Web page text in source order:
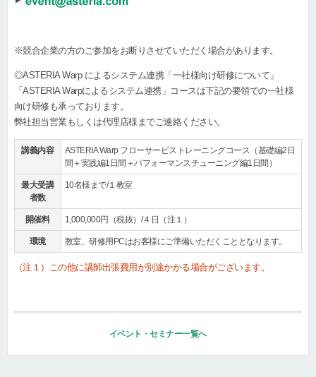
※競合企業の方のご参加をお断りさせていただく場合があります。
◎ASTERIA Warp によるシステム連携「一社様向け研修について」
「ASTERIA Warpによるシステム連携」コースは下記の要領での一社様
向け研修も承っております。
弊社担当営業もしくは代理店様までご連絡ください。
講義内容 ASTERIA Warp フローサービストレーニングコース （基礎編2日
間＋実践編1日間＋パフォーマンスチューニング編1日間）
最大受講
者数
10名様まで/１教室
開催料 1,000,000円（税抜）/４日（注１）
環境 教室、研修用PCはお客様にご準備いただくこととなります。
（注１）この他に講師出張費用が別途かかる場合がございます。
イベント・セミナー一覧へ